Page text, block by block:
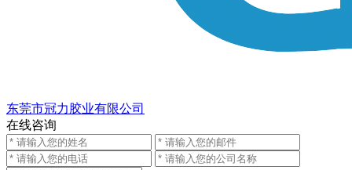
东莞市冠力胶业有限公司
在线咨询